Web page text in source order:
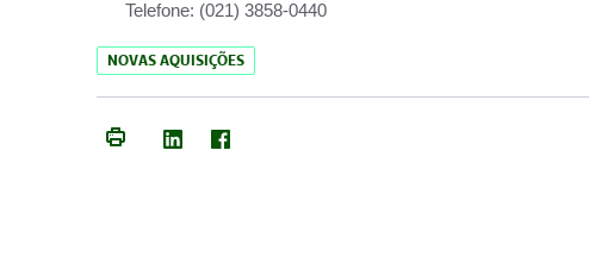
Telefone: (021) 3858-0440
NOVAS AQUISIÇÕES